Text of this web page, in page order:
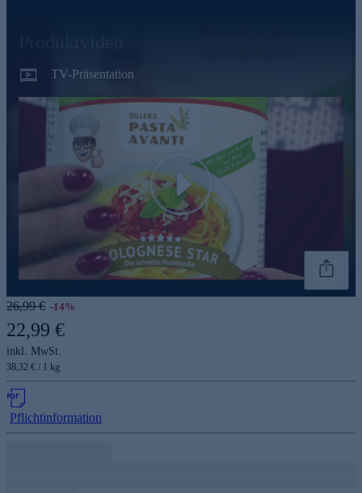
TV-Präsentation
Play
26,99 € -14%
22,99 €
inkl. MwSt.
38,32 € / 1 kg
Pflichtinformation